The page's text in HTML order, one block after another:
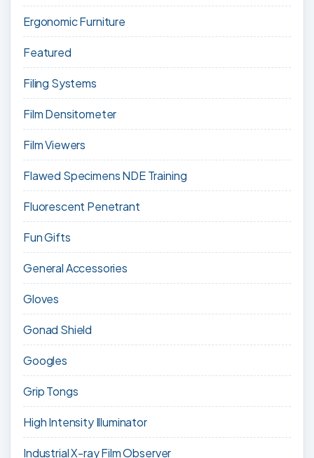
Ergonomic Furniture
Featured
Filing Systems
Film Densitometer
Film Viewers
Flawed Specimens NDE Training
Fluorescent Penetrant
Fun Gifts
General Accessories
Gloves
Gonad Shield
Googles
Grip Tongs
High Intensity Illuminator
Industrial X-ray Film Observer